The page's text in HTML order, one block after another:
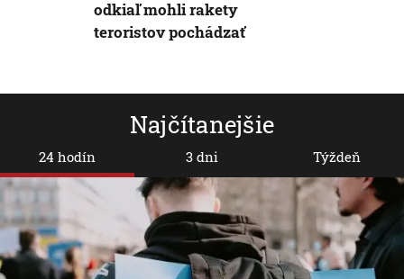
Najčítanejšie
24 hodín 3 dni Týždeň
odkiaľ mohli rakety
teroristov pochádzať